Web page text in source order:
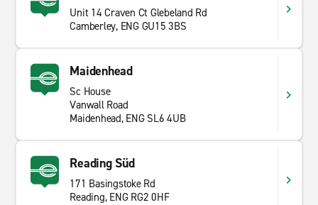
Fahrspuren bieten Reisenden eine große Auswahl bei
der Gestaltung der Route.
Unit 14 Craven Ct Glebeland Rd
Camberley, ENG GU15 3BS
Maidenhead
Sc House
Vanwall Road
Maidenhead, ENG SL6 4UB
Reading Süd
171 Basingstoke Rd
Reading, ENG RG2 0HF